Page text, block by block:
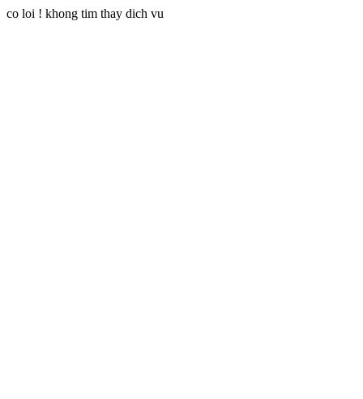
co loi ! khong tim thay dich vu